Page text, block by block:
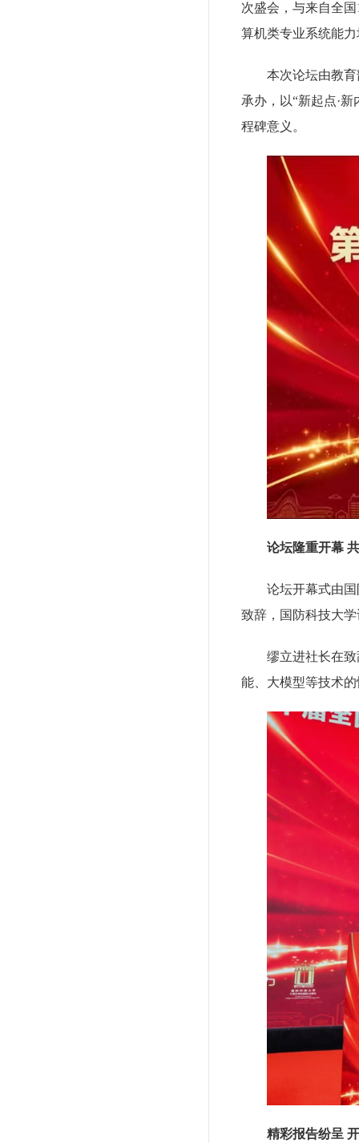
次盛会，与来自全
算机类专业系统能
本次论坛由教
承办，以“新起点·
程碑意义。
论坛隆重开幕
论坛开幕式由
致辞，国防科技大
缪立进社长在
能、大模型等技术
精彩报告纷呈